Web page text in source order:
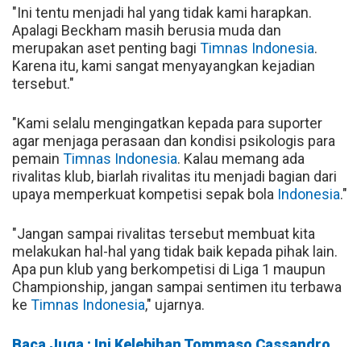
"Ini tentu menjadi hal yang tidak kami harapkan.
Apalagi Beckham masih berusia muda dan
merupakan aset penting bagi Timnas Indonesia.
Karena itu, kami sangat menyayangkan kejadian
tersebut."
"Kami selalu mengingatkan kepada para suporter
agar menjaga perasaan dan kondisi psikologis para
pemain Timnas Indonesia. Kalau memang ada
rivalitas klub, biarlah rivalitas itu menjadi bagian dari
upaya memperkuat kompetisi sepak bola Indonesia."
"Jangan sampai rivalitas tersebut membuat kita
melakukan hal-hal yang tidak baik kepada pihak lain.
Apa pun klub yang berkompetisi di Liga 1 maupun
Championship, jangan sampai sentimen itu terbawa
ke Timnas Indonesia," ujarnya.